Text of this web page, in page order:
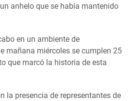
anhelo que se había mantenido
en un ambiente de
mañana miércoles se cumplen 25
que marcó la historia de esta
la presencia de representantes de